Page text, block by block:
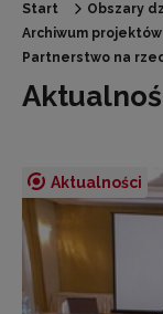
Start
Obszary
Archiwum projektów
Partnerstwo na
Aktualności